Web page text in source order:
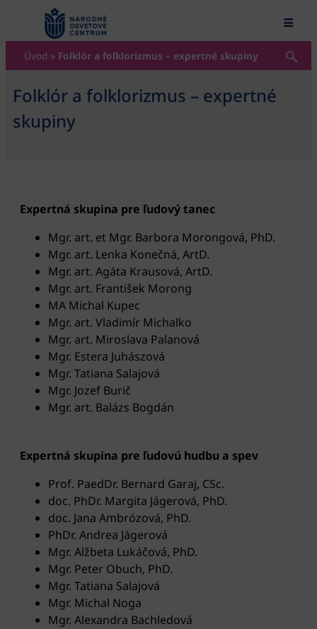
content
Úvod » Folklór a folklorizmus – expertné skupiny
Folklór a folklorizmus – expertné
skupiny
Expertná skupina pre ľudový tanec
Mgr. art. et Mgr. Barbora Morongová, PhD.
Mgr. art. Lenka Konečná, ArtD.
Mgr. art. Agáta Krausová, ArtD.
Mgr. art. František Morong
MA Michal Kupec
Mgr. art. Vladimír Michalko
Mgr. art. Miroslava Palanová
Mgr. Estera Juhászová
Mgr. Tatiana Salajová
Mgr. Jozef Burič
Mgr. art. Balázs Bogdán
Expertná skupina pre ľudovú hudbu a spev
Prof. PaedDr. Bernard Garaj, CSc.
doc. PhDr. Margita Jágerová, PhD.
doc. Jana Ambrózová, PhD.
PhDr. Andrea Jágerová
Mgr. Alžbeta Lukáčová, PhD.
Mgr. Peter Obuch, PhD.
Mgr. Tatiana Salajová
Mgr. Michal Noga
Mgr. Alexandra Bachledová